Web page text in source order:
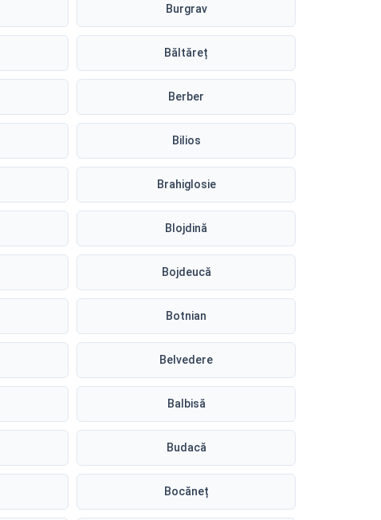
Burgrav
Băltăreț
Berber
Bilios
Brahiglosie
Blojdină
Bojdeucă
Botnian
Belvedere
Balbisă
Budacă
Bocăneț